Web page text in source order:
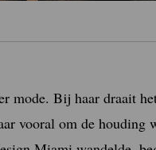
mode. Bij haar draait
vooral om de houding